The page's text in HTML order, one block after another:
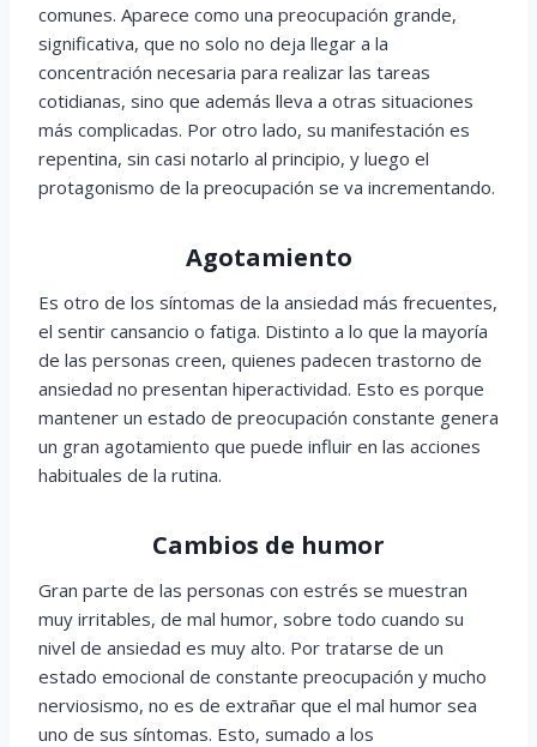
comunes. Aparece como una preocupación grande,
significativa, que no solo no deja llegar a la
concentración necesaria para realizar las tareas
cotidianas, sino que además lleva a otras situaciones
más complicadas. Por otro lado, su manifestación es
repentina, sin casi notarlo al principio, y luego el
protagonismo de la preocupación se va incrementando.
Agotamiento
Es otro de los síntomas de la ansiedad más frecuentes,
el sentir cansancio o fatiga. Distinto a lo que la mayoría
de las personas creen, quienes padecen trastorno de
ansiedad no presentan hiperactividad. Esto es porque
mantener un estado de preocupación constante genera
un gran agotamiento que puede influir en las acciones
habituales de la rutina.
Cambios de humor
Gran parte de las personas con estrés se muestran
muy irritables, de mal humor, sobre todo cuando su
nivel de ansiedad es muy alto. Por tratarse de un
estado emocional de constante preocupación y mucho
nerviosismo, no es de extrañar que el mal humor sea
uno de sus síntomas. Esto, sumado a los